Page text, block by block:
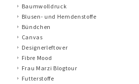
Baumwolldruck
Blusen- und Hemdenstoffe
Bündchen
Canvas
Designerleftover
Fibre Mood
Frau Marzi Blogtour
Futterstoffe